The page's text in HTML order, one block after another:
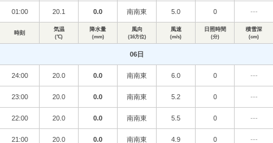
01:00 20.1 0.0 南南東 5.0 0 ---
時刻
気温
(℃)
降水量
(mm)
風向
(16方位)
風速
(m/s)
日照時間
(分)
積雪深
(cm)
06日
24:00 20.0 0.0 南南東 6.0 0 ---
23:00 20.0 0.0 南南東 5.2 0 ---
22:00 20.0 0.0 南南東 5.5 0 ---
21:00 20.0 0.0 南南東 4.9 0 ---